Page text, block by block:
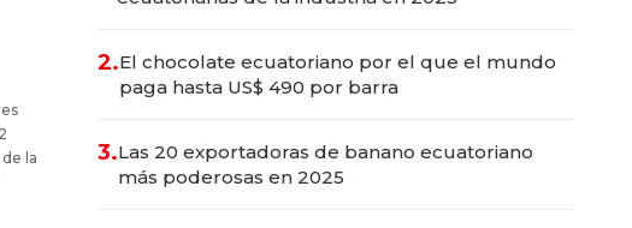
la
2.El chocolate ecuatoriano por el que el mundo
paga hasta US$ 490 por barra
3.Las 20 exportadoras de banano ecuatoriano
más poderosas en 2025